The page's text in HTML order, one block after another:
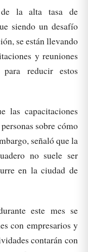
la alta tasa de
siendo un desafío
se están llevando
y reuniones
reducir estos
las capacitaciones
sobre cómo
señaló que la
no suele ser
en la ciudad de
este mes se
con empresarios y
contarán con